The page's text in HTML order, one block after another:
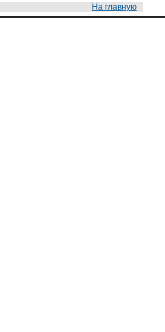
На главную